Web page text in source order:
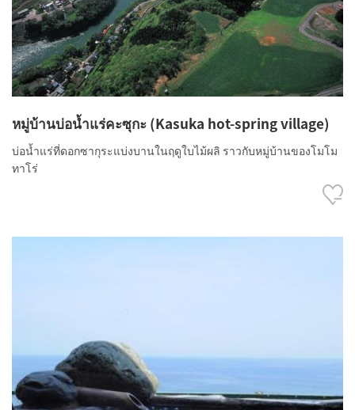
หมู่บ้านบ่อน้ำแร่คะซุกะ (Kasuka hot-spring village)
บ่อน้ำแร่ที่ดอกซากุระแบ่งบานในฤดูใบไม้ผลิ ราวกับหมู่บ้านของโมโม
ทาโร่